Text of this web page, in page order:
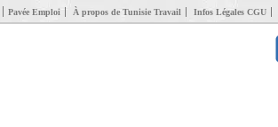
Pavée Emploi À propos de Tunisie Travail Infos Légales CGU